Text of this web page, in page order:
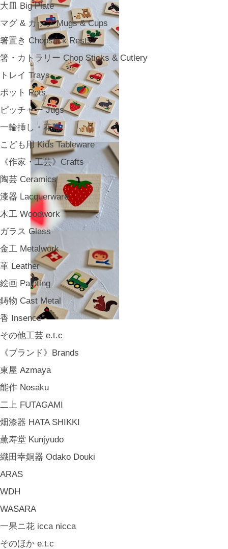
大皿 Big Plate
マグ & カップ Mugs & Cups
箸置き Chopstick Rests
箸・カトラリー Chop Sticks & Cutlery
トレイ Trays
ポット Pots
ピッチャー Jugs
一輪挿し・花瓶
こども用 Kids Tableware
《作家・工芸》Crafts
陶芸 Ceramics
漆器 Lacquerware
木工 Woodwork
ガラス Glass
金工 Metalwork
革 Leather
絵画 Painting
鋳物 Cast Metal
香 Insence
その他工芸 e.t.c
《ブランド》Brands
東屋 Azmaya
能作 Nosaku
二上 FUTAGAMI
畑漆器 HATA SHIKKI
薫寿堂 Kunjyudo
織田幸銅器 Odako Douki
ARAS
WDH
WASARA
一果ニ花 icca nicca
そのほか e.t.c